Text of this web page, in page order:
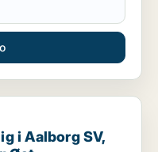
SV, Aalborg SØ eller
i Aalborg SV,